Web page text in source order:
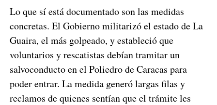
Lo que sí está documentado son las medidas
concretas. El Gobierno militarizó el estado de La
Guaira, el más golpeado, y estableció que
voluntarios y rescatistas debían tramitar un
salvoconducto en el Poliedro de Caracas para
poder entrar. La medida generó largas filas y
reclamos de quienes sentían que el trámite les